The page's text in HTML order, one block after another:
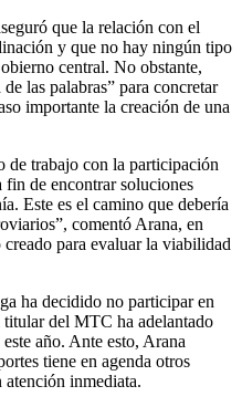
que la relación con el
y que no hay ningún tipo
central. No obstante,
las palabras” para concretar
importante la creación de una
de trabajo con la participación
fin de encontrar soluciones
Este es el camino que debería
comentó Arana, en
para evaluar la viabilidad
ha decidido no participar en
titular del MTC ha adelantado
año. Ante esto, Arana
tiene en agenda otros
inmediata.